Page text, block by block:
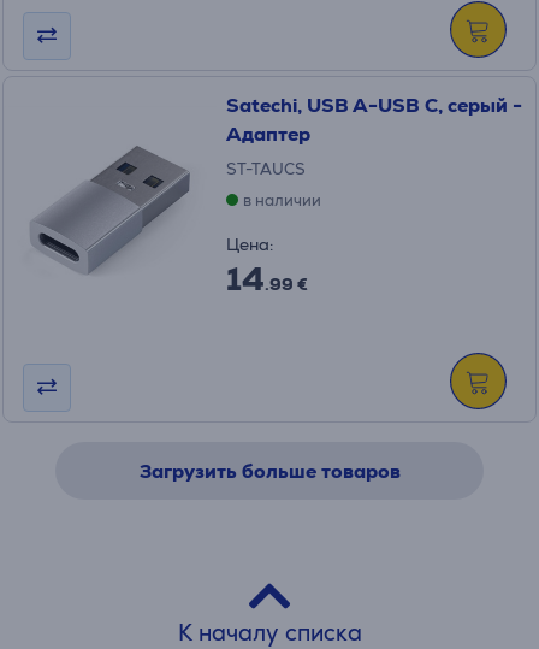
Satechi, USB A-USB C, серый -
Адаптер
ST-TAUCS
в наличии
Цена:
14.99 €
Загрузить больше товаров
К началу списка